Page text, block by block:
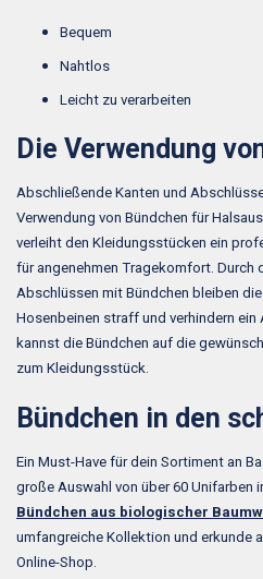
Bequem
Nahtlos
Leicht zu verarbeiten
Die Verwendung
Abschließende Kanten und
Verwendung von Bündchen für
verleiht den Kleidungsstücken ein
für angenehmen Tragekomfort. Durch
Abschlüssen mit Bündchen bleiben die
Hosenbeinen straff und verhindern ein
kannst die Bündchen auf die
zum Kleidungsstück.
Bündchen in den
Ein Must-Have für dein Sortiment an
große Auswahl von über 60 Unifarben
Bündchen aus biologischer
umfangreiche Kollektion und erkunde
Online-Shop.